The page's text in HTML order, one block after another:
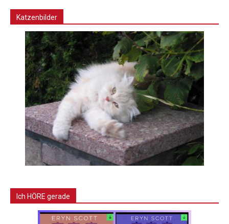
Katzenbilder
Ich HÖRE gerade